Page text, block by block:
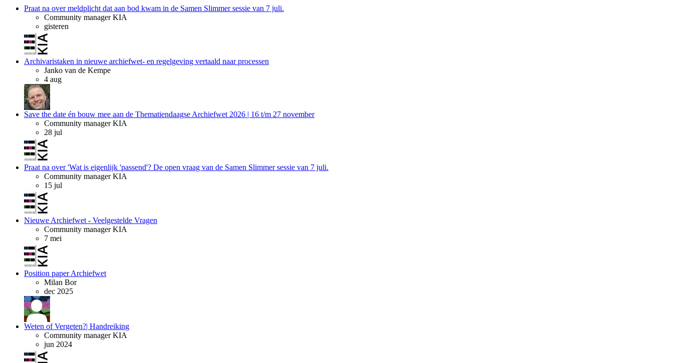
Praat na over meldplicht dat aan bod kwam in de Samen Slimmer sessie van 7 juli.
Community manager KIA
gisteren
Archivaristaken in nieuwe archiefwet- en regelgeving vertaald naar processen
Janko van de Kempe
4 aug
Save the date én bouw mee aan de Thematiendaagse Archiefwet 2026 | 16 t/m 27 november
Community manager KIA
28 jul
Praat na over 'Wat is eigenlijk 'passend'? De open vraag van de Samen Slimmer sessie van 7 juli.
Community manager KIA
15 jul
Nieuwe Archiefwet - Veelgestelde Vragen
Community manager KIA
7 mei
Position paper Archiefwet
Milan Bor
dec 2025
Weten of Vergeten?| Handreiking
Community manager KIA
jun 2024